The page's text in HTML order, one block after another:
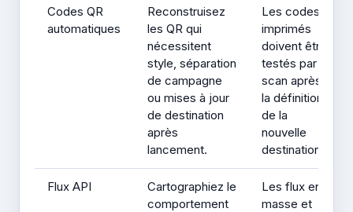
Codes QR
automatiques
Reconstruisez
les QR qui
nécessitent
style, séparation
de campagne
ou mises à jour
de destination
après
lancement.
Les codes
imprimés
doivent être
testés par
scan après
la définition
de la
nouvelle
destination.
Flux API
Cartographiez le
comportement
Les flux en
masse et